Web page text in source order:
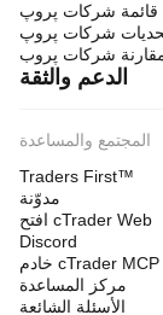
قائمة شركات پروپ
شركات پروپ
شركات پروب
الدعم والثقة
المجتمع والمساعدة
Traders First™
مدوّنة
افتح cTrader Web
Discord
خادم cTrader MCP
مركز المساعدة
الأسئلة الشائعة